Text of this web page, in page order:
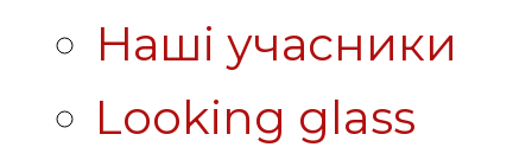
Наші учасники
Looking glass